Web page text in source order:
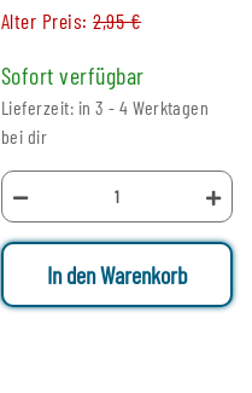
Alter Preis:2,95 €
Sofort verfügbar
Lieferzeit: in 3 - 4 Werktagen
bei dir
In den Warenkorb